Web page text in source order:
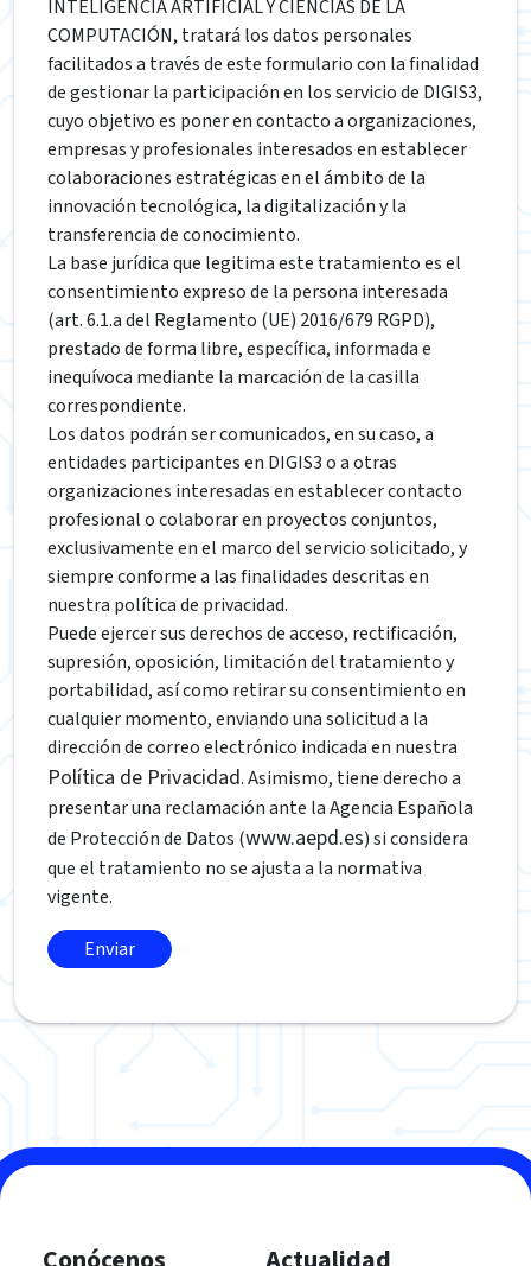
INTELIGENCIA ARTIFICIAL Y CIENCIAS DE LA
COMPUTACIÓN, tratará los datos personales
facilitados a través de este formulario con la finalidad
de gestionar la participación en los servicio de DIGIS3,
cuyo objetivo es poner en contacto a organizaciones,
empresas y profesionales interesados en establecer
colaboraciones estratégicas en el ámbito de la
innovación tecnológica, la digitalización y la
transferencia de conocimiento.
La base jurídica que legitima este tratamiento es el
consentimiento expreso de la persona interesada
(art. 6.1.a del Reglamento (UE) 2016/679 RGPD),
prestado de forma libre, específica, informada e
inequívoca mediante la marcación de la casilla
correspondiente.
Los datos podrán ser comunicados, en su caso, a
entidades participantes en DIGIS3 o a otras
organizaciones interesadas en establecer contacto
profesional o colaborar en proyectos conjuntos,
exclusivamente en el marco del servicio solicitado, y
siempre conforme a las finalidades descritas en
nuestra política de privacidad.
Puede ejercer sus derechos de acceso, rectificación,
supresión, oposición, limitación del tratamiento y
portabilidad, así como retirar su consentimiento en
cualquier momento, enviando una solicitud a la
dirección de correo electrónico indicada en nuestra
Política de Privacidad. Asimismo, tiene derecho a
presentar una reclamación ante la Agencia Española
de Protección de Datos (www.aepd.es) si considera
que el tratamiento no se ajusta a la normativa
vigente.